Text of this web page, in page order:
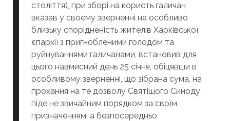
століття), при зборі на користь галичан
вказав у своєму зверненні на особливо
близьку спорідненість жителів Харківської
єпархії з пригнобленими голодом та
руйнуваннями галичанами, встановив для
цього навмисний день 25 січня, обіцявши в
особливому зверненні, що зібрана сума, на
прохання на те дозволу Святішого Синоду,
піде не звичайним порядком за своїм
призначенням, а безпосередньо